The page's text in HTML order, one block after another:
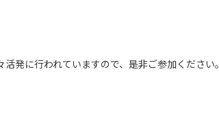
発に行われていますので、是非ご参加ください。